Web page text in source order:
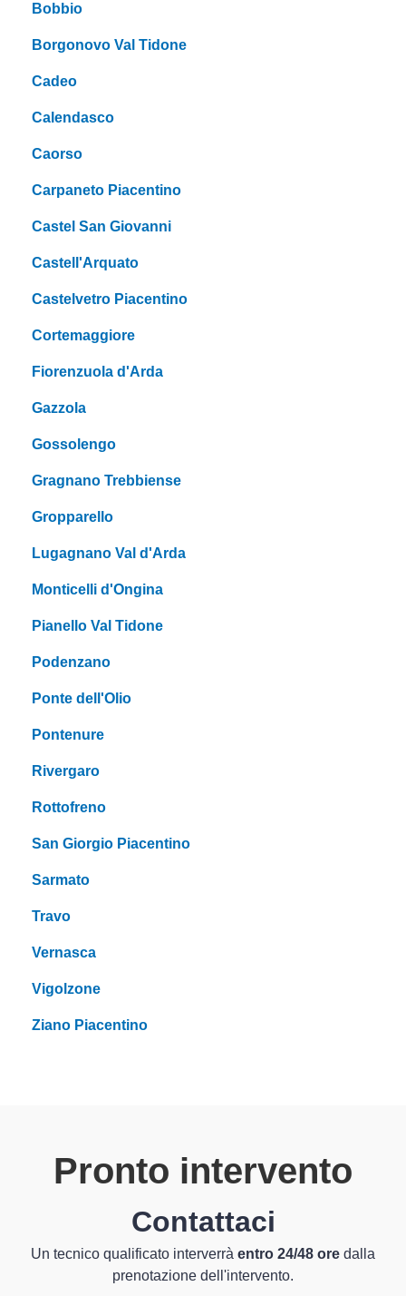
Bobbio
Borgonovo Val Tidone
Cadeo
Calendasco
Caorso
Carpaneto Piacentino
Castel San Giovanni
Castell'Arquato
Castelvetro Piacentino
Cortemaggiore
Fiorenzuola d'Arda
Gazzola
Gossolengo
Gragnano Trebbiense
Gropparello
Lugagnano Val d'Arda
Monticelli d'Ongina
Pianello Val Tidone
Podenzano
Ponte dell'Olio
Pontenure
Rivergaro
Rottofreno
San Giorgio Piacentino
Sarmato
Travo
Vernasca
Vigolzone
Ziano Piacentino
Pronto intervento
Contattaci
Un tecnico qualificato interverrà entro 24/48 ore dalla
prenotazione dell'intervento.